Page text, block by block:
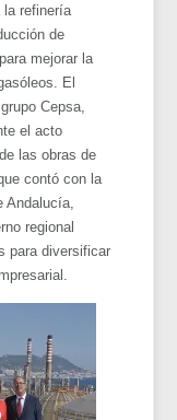
la refinería
de
mejorar la
El
Cepsa,
el acto
las obras de
contó con la
Andalucía,
regional
para diversificar